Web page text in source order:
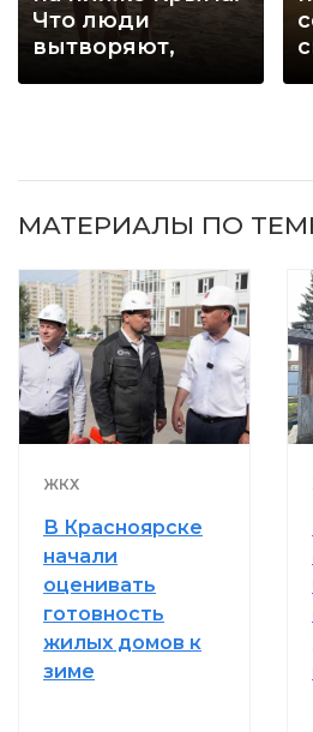
Что люди
вытворяют,
МАТЕРИАЛЫ ПО
ЖКХ
В Красноярске
начали
оценивать
готовность
жилых домов к
зиме